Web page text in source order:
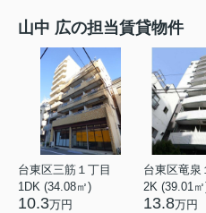
山中 広の担当賃貸物件
台東区三筋１丁目
1DK (34.08㎡)
10.3万円
台東区竜泉
2K (39.01
13.8万円